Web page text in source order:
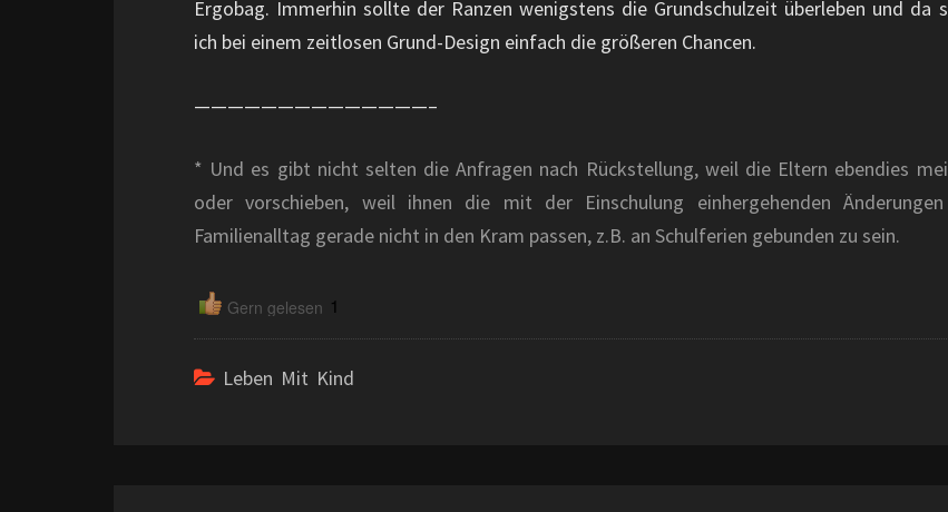
Ergobag. Immerhin sollte der Ranzen wenigstens die Grundschulzeit überleben und da
ich bei einem zeitlosen Grund-Design einfach die größeren Chancen.
——————————————–
* Und es gibt nicht selten die Anfragen nach Rückstellung, weil die Eltern ebendies
oder vorschieben, weil ihnen die mit der Einschulung einhergehenden
Familienalltag gerade nicht in den Kram passen, z.B. an Schulferien gebunden zu sein.
Gern gelesen 1
Leben Mit Kind